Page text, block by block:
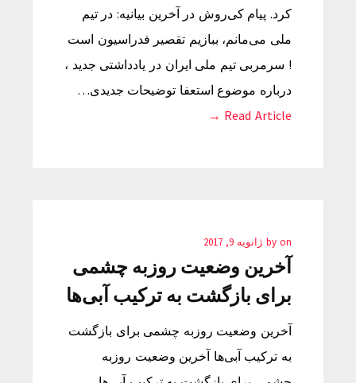
کرد. پیام کی‌روش در آخرین بیانیه: در تیم
ملی می‌مانم، ببازیم تقصیر فدراسیون است
! سرمربی تیم ملی ایران در یادداشتی جدید ،
درباره موضوع استعفا توضیحات جدیدی…
Read Article →
by on ژانویه 9, 2017
آخرین وضعیت روزبه چشمی
برای بازگشت به ترکیب آبی‌ها
آخرین وضعیت روزبه چشمی برای بازگشت
به ترکیب آبی‌ها آخرین وضعیت روزبه